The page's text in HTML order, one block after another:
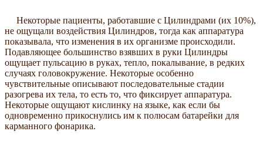
Некоторые пациенты, работавшие с Цилиндрами (их 10%),
не ощущали воздействия Цилиндров, тогда как аппаратура
показывала, что изменения в их организме происходили.
Подавляющее большинство взявших в руки Цилиндры
ощущает пульсацию в руках, тепло, покалывание, в редких
случаях головокружение. Некоторые особенно
чувствительные описывают последовательные стадии
разогрева их тела, то есть то, что фиксирует аппаратура.
Некоторые ощущают кислинку на языке, как если бы
одновременно прикоснулись им к полюсам батарейки для
карманного фонарика.